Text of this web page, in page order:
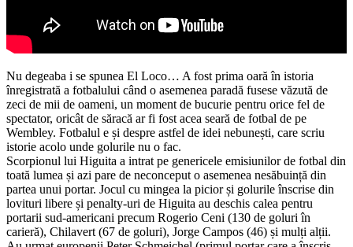
Nu degeaba i se spunea El Loco… A fost prima oară în istoria
înregistrată a fotbalului când o asemenea paradă fusese văzută de
zeci de mii de oameni, un moment de bucurie pentru orice fel de
spectator, oricât de săracă ar fi fost acea seară de fotbal de pe
Wembley. Fotbalul e și despre astfel de idei nebunești, care scriu
istorie acolo unde golurile nu o fac.
Scorpionul lui Higuita a intrat pe genericele emisiunilor de fotbal din
toată lumea și azi pare de neconceput o asemenea nesăbuință din
partea unui portar. Jocul cu mingea la picior și golurile înscrise din
lovituri libere și penalty-uri de Higuita au deschis calea pentru
portarii sud-americani precum Rogerio Ceni (130 de goluri în
carieră), Chilavert (67 de goluri), Jorge Campos (46) și mulți alții.